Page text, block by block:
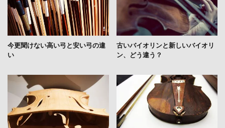
今更聞けない高い弓と安い弓の違
い
古いバイオリンと新しいバイオリ
ン、どう違う？